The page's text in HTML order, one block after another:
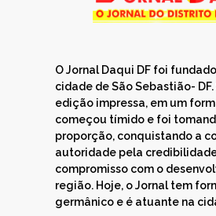
O Jornal Daqui DF foi
cidade de São Sebastião-
edição impressa, em um
começou tímido e foi
proporção, conquistando a
autoridade pela
compromisso com o
região. Hoje, o Jornal tem
germânico e é atuante na